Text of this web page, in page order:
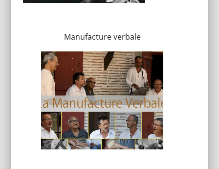
Manufacture verbale